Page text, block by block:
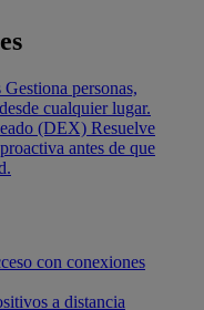
Gestiona personas,
cualquier lugar.
(DEX) Resuelve
antes de que
con conexiones
a distancia